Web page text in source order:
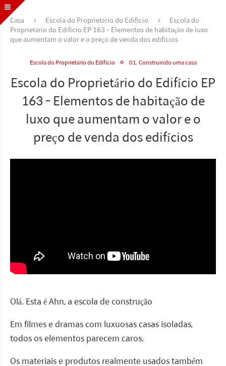
Casa Escola do Proprietário do Edifício
Escola do
Proprietário do Edifício EP 163 - Elementos de habitação de luxo
que aumentam o valor e o preço de venda dos edifícios
Escola do Proprietário do Edifício 01. Construindo uma casa
Escola do Proprietário do Edifício EP
163 - Elementos de habitação de
luxo que aumentam o valor e o
preço de venda dos edifícios
Olá. Esta é Ahn, a escola de construção
Em filmes e dramas com luxuosas casas isoladas,
todos os elementos parecem caros.
Os materiais e produtos realmente usados também